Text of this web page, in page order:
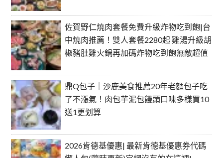
佐賀野仁燒肉套餐免費升級炸物吃到飽|台
中燒肉推薦！雙人套餐2280起 雞湯升級胡
椒豬肚雞火鍋再加碼炸物吃到飽無敵超值
鼎Q包子｜沙鹿美食推薦20年老麵包子吃
了不漲氣！肉包芋泥包饅頭口味多樣買10
送1更划算
2026肯德基優惠| 最新肯德基優惠券代碼